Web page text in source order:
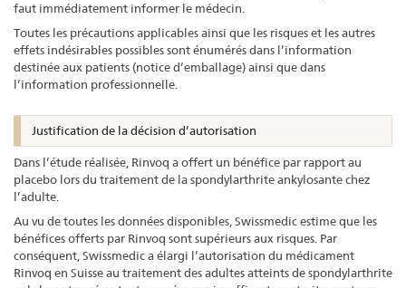
faut immédiatement informer le médecin.
Toutes les précautions applicables ainsi que les risques et les autres
effets indésirables possibles sont énumérés dans l’information
destinée aux patients (notice d’emballage) ainsi que dans
l’information professionnelle.
Justification de la décision d’autorisation
Dans l’étude réalisée, Rinvoq a offert un bénéfice par rapport au
placebo lors du traitement de la spondylarthrite ankylosante chez
l’adulte.
Au vu de toutes les données disponibles, Swissmedic estime que les
bénéfices offerts par Rinvoq sont supérieurs aux risques. Par
conséquent, Swissmedic a élargi l’autorisation du médicament
Rinvoq en Suisse au traitement des adultes atteints de spondylarthrite